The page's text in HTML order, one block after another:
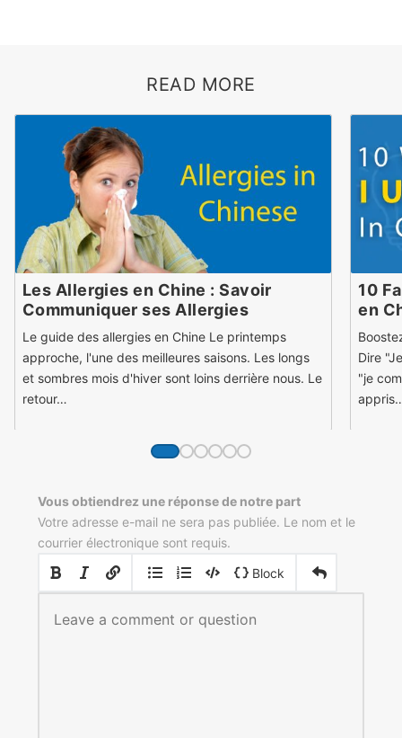
READ MORE
Les Allergies en Chine : Savoir
Communiquer ses Allergies
Le guide des allergies en Chine Le printemps
approche, l'une des meilleures saisons. Les longs
et sombres mois d'hiver sont loins derrière nous. Le
retour…
10
en
Dire
"je
Vous obtiendrez une réponse de notre part
Votre adresse e-mail ne sera pas publiée. Le nom et le
courrier électronique sont requis.
Block